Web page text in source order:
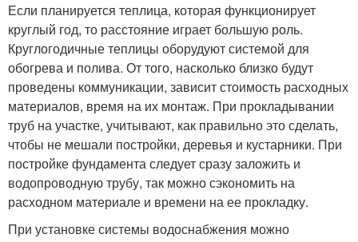
Если планируется теплица, которая функционирует
круглый год, то расстояние играет большую роль.
Круглогодичные теплицы оборудуют системой для
обогрева и полива. От того, насколько близко будут
проведены коммуникации, зависит стоимость расходных
материалов, время на их монтаж. При прокладывании
труб на участке, учитывают, как правильно это сделать,
чтобы не мешали постройки, деревья и кустарники. При
постройке фундамента следует сразу заложить и
водопроводную трубу, так можно сэкономить на
расходном материале и времени на ее прокладку.
При установке системы водоснабжения можно